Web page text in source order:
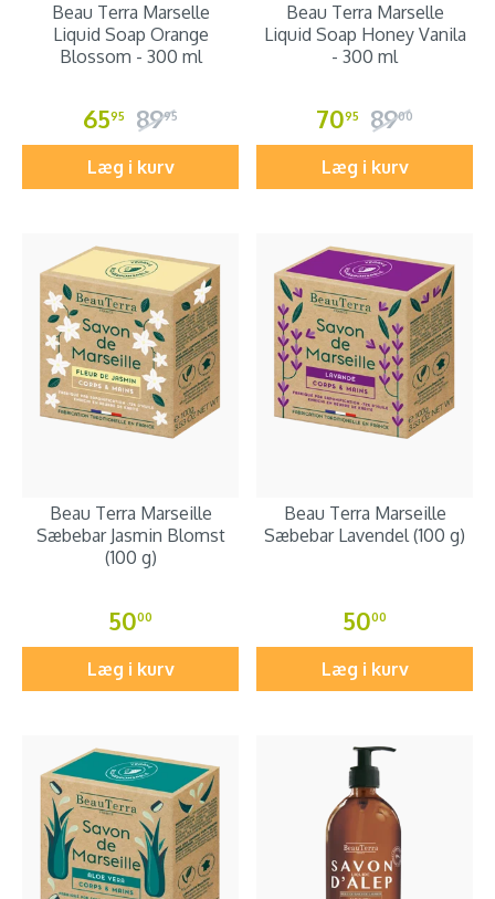
Beau Terra Marselle
Liquid Soap Orange
Blossom - 300 ml
6595 8995
Læg i kurv
Beau Terra Marselle
Liquid Soap Honey Vanila
- 300 ml
7095 8900
Læg i kurv
Beau Terra Marseille
Sæbebar Jasmin Blomst
(100 g)
5000
Læg i kurv
Beau Terra Marseille
Sæbebar Lavendel (100 g)
5000
Læg i kurv